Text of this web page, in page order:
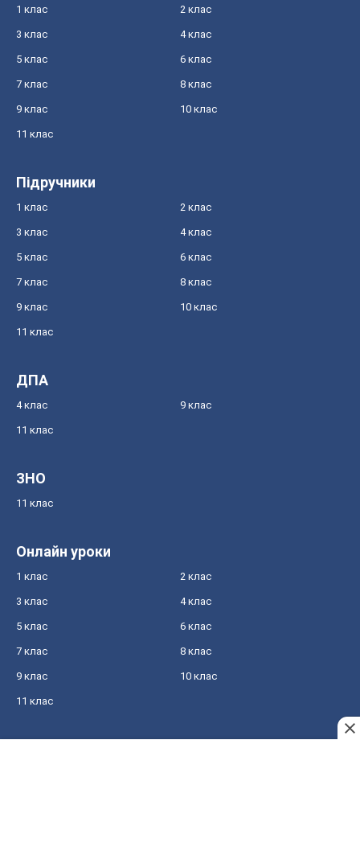
1 клас 2 клас
3 клас 4 клас
5 клас 6 клас
7 клас 8 клас
9 клас 10 клас
11 клас
Підручники
1 клас 2 клас
3 клас 4 клас
5 клас 6 клас
7 клас 8 клас
9 клас 10 клас
11 клас
ДПА
4 клас 9 клас
11 клас
ЗНО
11 клас
Онлайн уроки
1 клас 2 клас
3 клас 4 клас
5 клас 6 клас
7 клас 8 клас
9 клас 10 клас
11 клас